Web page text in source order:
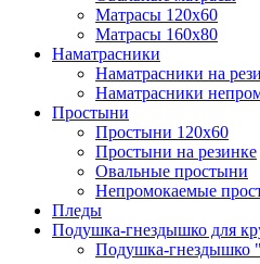
Матрасы 120х60
Матрасы 160х80
Наматрасники
Наматрасники на
Наматрасники
Простыни
Простыни 120х60
Простыни на резинке
Овальные простыни
Непромокаемые
Пледы
Подушка-гнездышко для
Подушка-гнездышко